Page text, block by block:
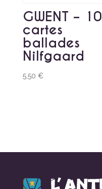
GWENT – 10
cartes
ballades
Nilfgaard
5,50 €